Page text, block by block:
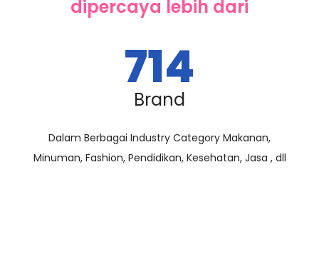
dipercaya lebih dari
714
Brand
Dalam Berbagai Industry Category Makanan,
Minuman, Fashion, Pendidikan, Kesehatan, Jasa , dll